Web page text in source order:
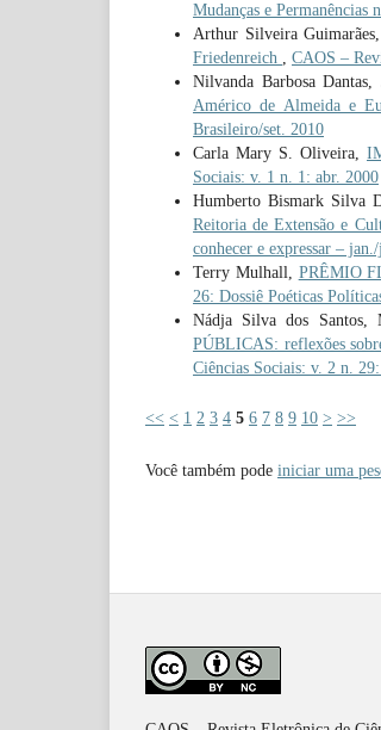
Mudanças e Permanências
Arthur Silveira
Friedenreich , CAOS –
Nilvanda Barbosa
Américo de Almeida e
Brasileiro/set. 2010
Carla Mary S. Oliveira,
Sociais: v. 1 n. 1: abr. 2000
Humberto Bismark Silva
Reitoria de Extensão e
conhecer e expressar –
Terry Mulhall, PRÊMIO
26: Dossiê Poéticas
Nádja Silva dos Santos,
PÚBLICAS: reflexões
Ciências Sociais: v. 2 n.
<< < 1 2 3 4 5 6 7 8 9 10 > >>
Você também pode iniciar uma